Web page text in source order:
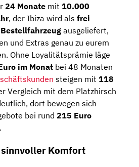
24 Monate mit 10.000
, der Ibiza wird als frei
ausgeliefert,
und Extras genau zu eurem
Ohne Loyalitätsprämie läge
im Monat bei 48 Monaten
steigen mit 118
Vergleich mit dem Platzhirsch
dort bewegen sich
bei rund 215 Euro
.
sinnvoller Komfort